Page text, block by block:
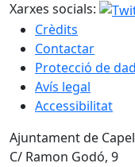
Xarxes socials:
Crèdits
Contactar
Protecció de
Avís legal
Accessibilitat
Ajuntament de
C/ Ramon Godó, 9